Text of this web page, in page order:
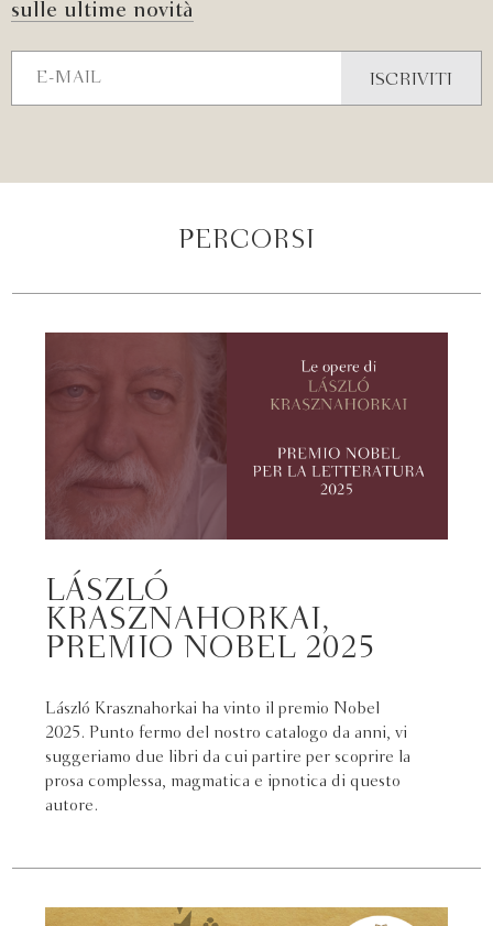
sulle ultime novità
PERCORSI
LÁSZLÓ
KRASZNAHORKAI,
PREMIO NOBEL 2025
László Krasznahorkai ha vinto il premio Nobel
2025. Punto fermo del nostro catalogo da anni, vi
suggeriamo due libri da cui partire per scoprire la
prosa complessa, magmatica e ipnotica di questo
autore.